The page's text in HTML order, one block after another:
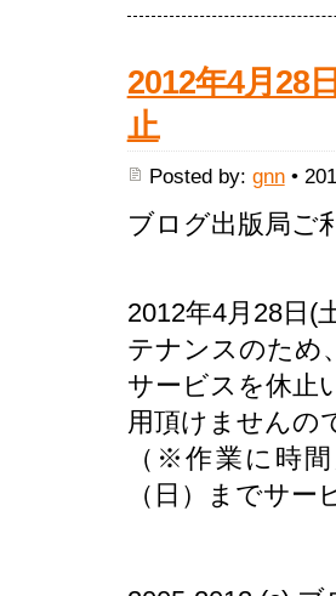
2012年4月28
止
Posted by: gnn•
ブログ出版局ご
2012年4月28日(
テナンスのため
サービスを休止
用頂けませんの
（※作業に時
（日）までサ